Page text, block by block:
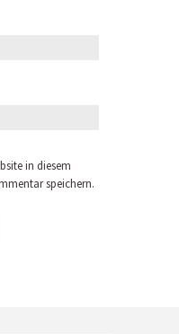
in diesem
speichern.